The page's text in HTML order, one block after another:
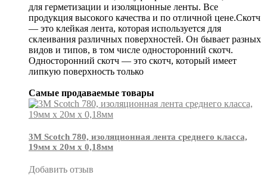
для герметизации и изоляционные ленты. Все
продукция высокого качества и по отличной цене.Скотч
— это клейкая лента, которая используется для
склеивания различных поверхностей. Он бывает разных
видов и типов, в том числе односторонний скотч.
Односторонний скотч — это скотч, который имеет
липкую поверхность только
Самые продаваемые товары
3М Scotch 780, изоляционная лента среднего класса,
19мм х 20м х 0,18мм
Добавить отзыв